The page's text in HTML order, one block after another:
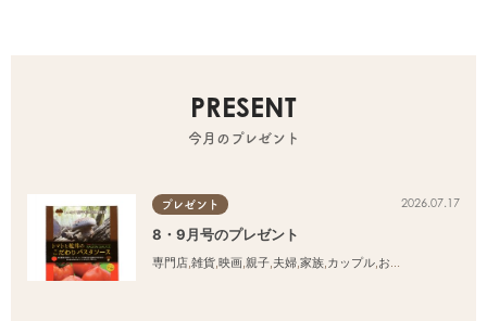
PRESENT
今月のプレゼント
プレゼント 2026.07.17
8・9月号のプレゼント
専門店,雑貨,映画,親子,夫婦,家族,カップル,おひとりさま